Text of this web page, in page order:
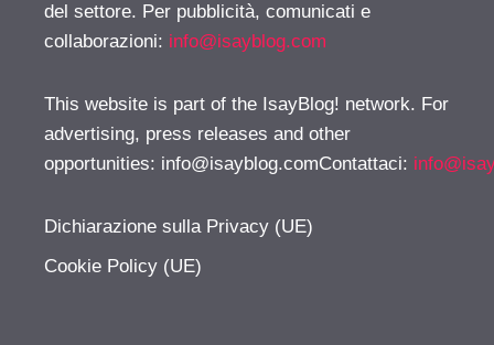
del settore. Per pubblicità, comunicati e
collaborazioni: info@isayblog.com
This website is part of the IsayBlog! network. For
advertising, press releases and other
opportunities: info@isayblog.comContattaci:
Dichiarazione sulla Privacy (UE)
Cookie Policy (UE)